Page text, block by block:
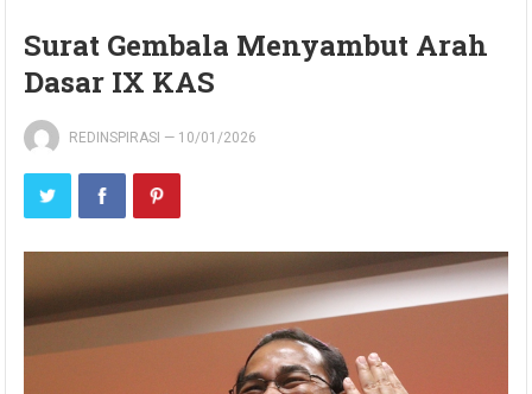
Surat Gembala Menyambut Arah
Dasar IX KAS
REDINSPIRASI — 10/01/2026